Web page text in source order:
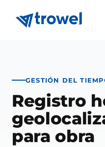
GESTIÓN DEL
Registro
para obra